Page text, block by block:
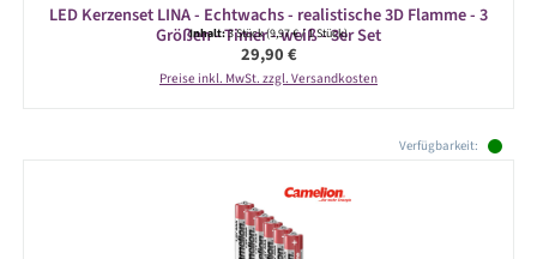
LED Kerzenset LINA - Echtwachs - realistische 3D Flamme - 3
Größen - Timer - weiß - 3er Set
Inhalt:3 Stück(9,97 € / 1 Stück)
Regulärer Preis:
29,90 €
Preise inkl. MwSt. zzgl. Versandkosten
Verfügbarkeit: